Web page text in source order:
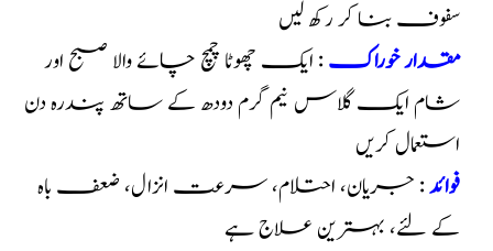
سفوف بنا کر رکھ لیں
مقدار خوراک: ایک چھوٹا چمچ چائے والا صبح اور
شام ایک گلاس نیم گرم دودھ کے ساتھ پندرہ دن
استعمال کریں
فوائد: جریان، احتلام، سرعت انزال، ضعف باہ
کے لئے، بہترین علاج ہے